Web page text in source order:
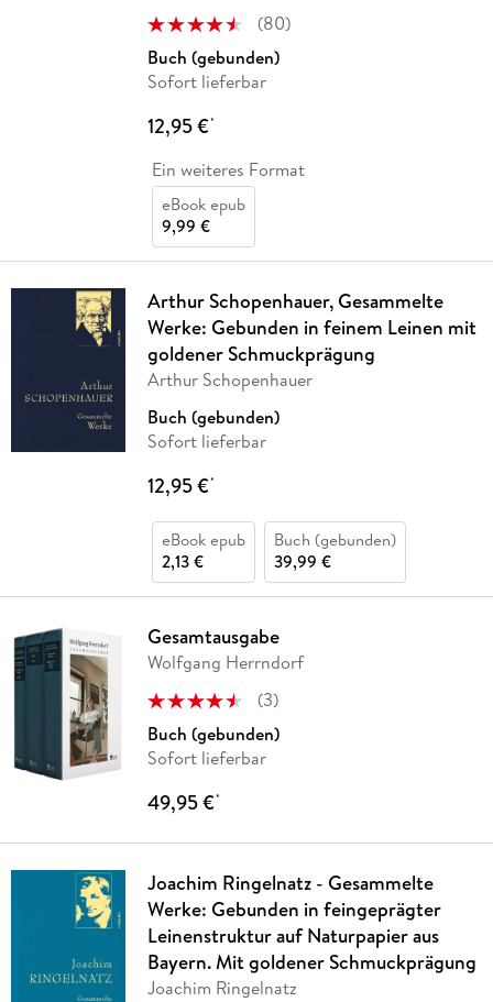
(80)
Buch (gebunden)
Sofort lieferbar
12,95 €*
Ein weiteres Format
eBook epub
9,99 €
Arthur Schopenhauer, Gesammelte
Werke: Gebunden in feinem Leinen mit
goldener Schmuckprägung
Arthur Schopenhauer
Buch (gebunden)
Sofort lieferbar
12,95 €*
eBook epub
2,13 €
Buch (gebunden)
39,99 €
Gesamtausgabe
Wolfgang Herrndorf
(3)
Buch (gebunden)
Sofort lieferbar
49,95 €*
Joachim Ringelnatz - Gesammelte
Werke: Gebunden in feingeprägter
Leinenstruktur auf Naturpapier aus
Bayern. Mit goldener Schmuckprägung
Joachim Ringelnatz